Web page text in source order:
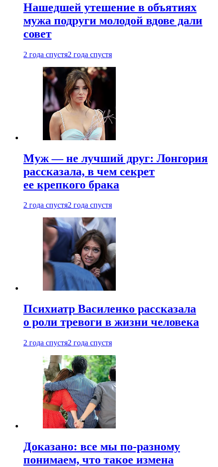
Нашедшей утешение в объятиях
мужа подруги молодой вдове дали
совет
2 года спустя2 года спустя
Муж — не лучший друг: Лонгория
рассказала, в чем секрет
ее крепкого брака
2 года спустя2 года спустя
Психиатр Василенко рассказала
о роли тревоги в жизни человека
2 года спустя2 года спустя
Доказано: все мы по-разному
понимаем, что такое измена